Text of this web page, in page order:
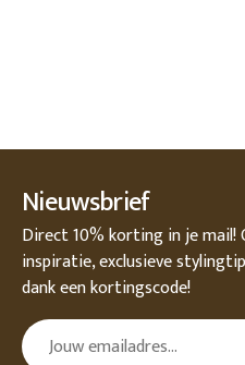
Nieuwsbrief
Direct 10% korting in je mail!
inspiratie, exclusieve
dank een kortingscode!